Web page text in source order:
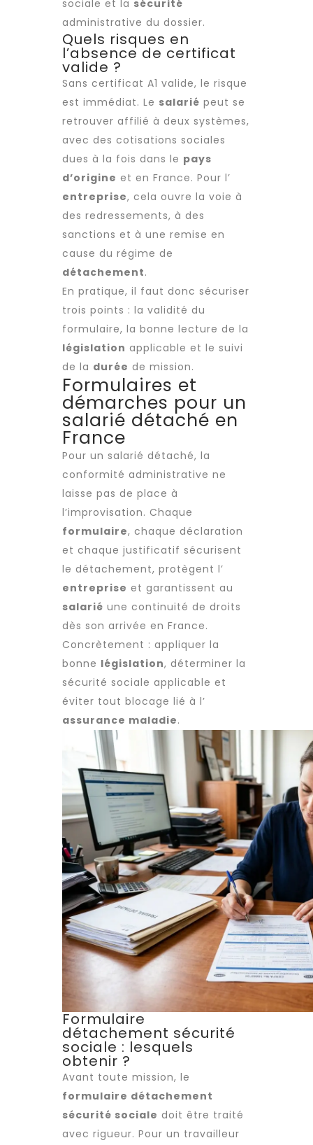
sociale et la sécurité
administrative du dossier.
Quels risques en
l’absence de certificat
valide ?
Sans certificat A1 valide, le risque
est immédiat. Le salarié peut se
retrouver affilié à deux systèmes,
avec des cotisations sociales
dues à la fois dans le pays
d’origine et en France. Pour l’
entreprise, cela ouvre la voie à
des redressements, à des
sanctions et à une remise en
cause du régime de
détachement.
En pratique, il faut donc sécuriser
trois points : la validité du
formulaire, la bonne lecture de la
législation applicable et le suivi
de la durée de mission.
Formulaires et
démarches pour un
salarié détaché en
France
Pour un salarié détaché, la
conformité administrative ne
laisse pas de place à
l’improvisation. Chaque
formulaire, chaque déclaration
et chaque justificatif sécurisent
le détachement, protègent l’
entreprise et garantissent au
salarié une continuité de droits
dès son arrivée en France.
Concrètement : appliquer la
bonne législation, déterminer la
sécurité sociale applicable et
éviter tout blocage lié à l’
assurance maladie.
Formulaire
détachement sécurité
sociale : lesquels
obtenir ?
Avant toute mission, le
formulaire détachement
sécurité sociale doit être traité
avec rigueur. Pour un travailleur